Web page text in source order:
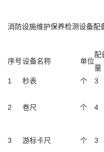
消防设施维护保养检测设备配
序号设备名称 单位
配
量
1 秒表 个 3
2 卷尺 个 4
3 游标卡尺 个 3